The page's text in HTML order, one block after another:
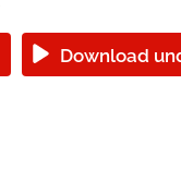
Download